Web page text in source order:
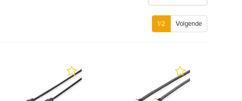
1/2 Volgende